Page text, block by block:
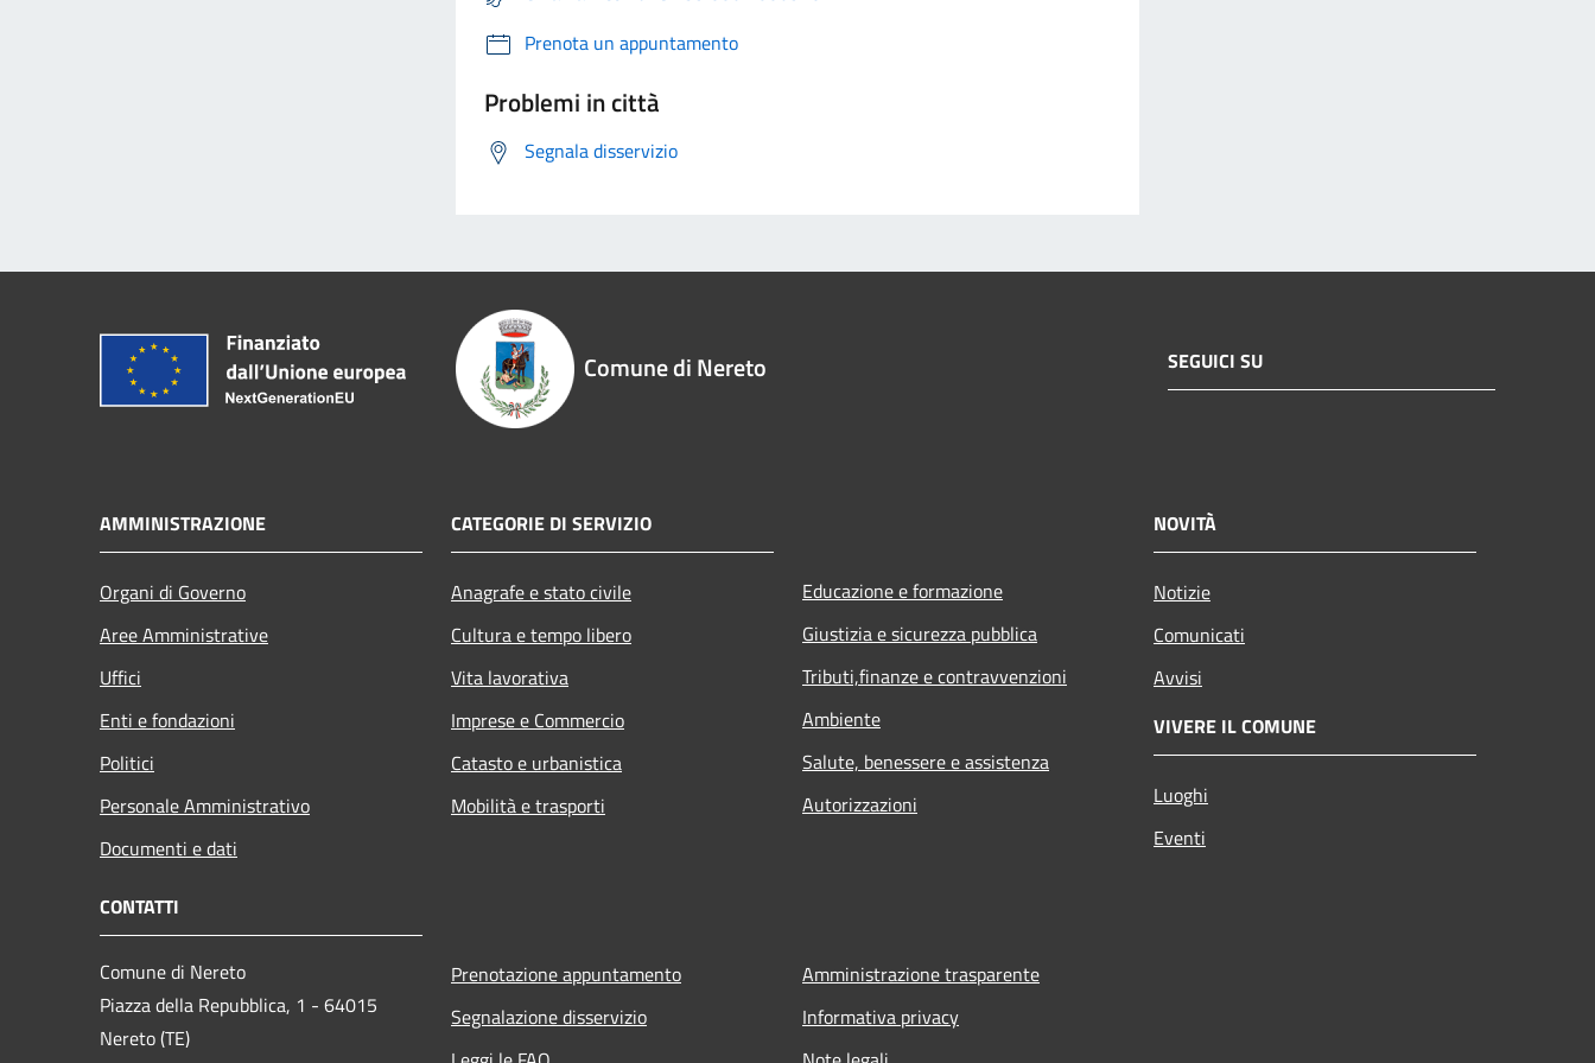
Prenota un appuntamento
Problemi in città
Segnala disservizio
Comune di Nereto SEGUICI SU
AMMINISTRAZIONE
Organi di Governo
Aree Amministrative
Uffici
Enti e fondazioni
Politici
Personale Amministrativo
Documenti e dati
CATEGORIE DI SERVIZIO
Anagrafe e stato civile
Cultura e tempo libero
Vita lavorativa
Imprese e Commercio
Catasto e urbanistica
Mobilità e trasporti
Educazione e formazione
Giustizia e sicurezza pubblica
Tributi,finanze e contravvenzioni
Ambiente
Salute, benessere e assistenza
Autorizzazioni
NOVITÀ
Notizie
Comunicati
Avvisi
VIVERE IL COMUNE
Luoghi
Eventi
CONTATTI
Comune di Nereto
Piazza della Repubblica, 1 - 64015
Nereto (TE)
Prenotazione appuntamento
Segnalazione disservizio
Amministrazione trasparente
Informativa privacy